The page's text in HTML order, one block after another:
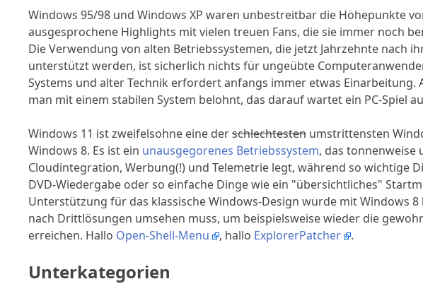
Windows 95/98 und Windows XP waren unbestreitbar die Höhepunkte
ausgesprochene Highlights mit vielen treuen Fans, die sie immer noch
Die Verwendung von alten Betriebssystemen, die jetzt Jahrzehnte nach
unterstützt werden, ist sicherlich nichts für ungeübte
Systems und alter Technik erfordert anfangs immer etwas
man mit einem stabilen System belohnt, das darauf wartet ein PC-Spiel
Windows 11 ist zweifelsohne eine derschlechtesten umstrittensten
Windows 8. Es ist ein unausgegorenes Betriebssystem, das tonnenweise
Cloudintegration, Werbung(!) und Telemetrie legt, während so wichtige
DVD-Wiedergabe oder so einfache Dinge wie ein "übersichtliches"
Unterstützung für das klassische Windows-Design wurde mit Windows
nach Drittlösungen umsehen muss, um beispielsweise wieder die
erreichen. Hallo Open-Shell-Menu , hallo ExplorerPatcher .
Unterkategorien